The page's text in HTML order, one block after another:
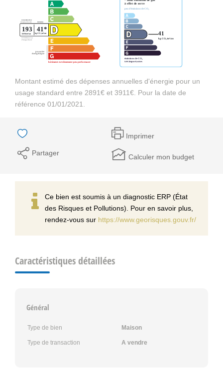
Montant estimé des dépenses annuelles d'énergie pour un
usage standard entre 2891€ et 3911€. Pour la date de
référence 01/01/2021.
Imprimer
Partager Calculer mon budget
Ce bien est soumis à un diagnostic ERP (État
des Risques et Pollutions). Pour en savoir plus,
rendez-vous sur https://www.georisques.gouv.fr/
Caractéristiques détaillées
Général
Type de bien Maison
Type de transaction A vendre